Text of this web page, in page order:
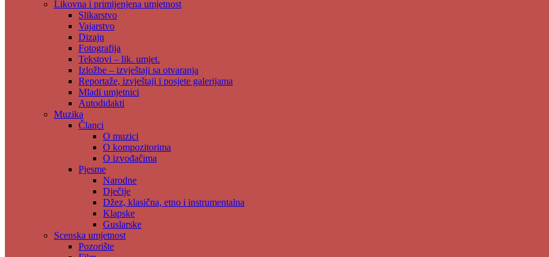
Likovna i primijenjena umjetnost
Slikarstvo
Vajarstvo
Dizajn
Fotografija
Tekstovi – lik. umjet.
Izložbe – izvještaji sa otvaranja
Reportaže, izvještaji i posjete galerijama
Mladi umjetnici
Autodidakti
Muzika
Članci
O muzici
O kompozitorima
O izvođačima
Pjesme
Narodne
Dječije
Džez, klasična, etno i instrumentalna
Klapske
Guslarske
Scenska umjetnost
Pozorište